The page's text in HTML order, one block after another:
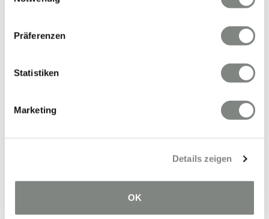
Präferenzen
Statistiken
Marketing
Details zeigen
OK
2 Personen in ruhiger Wohnlage von Schönau